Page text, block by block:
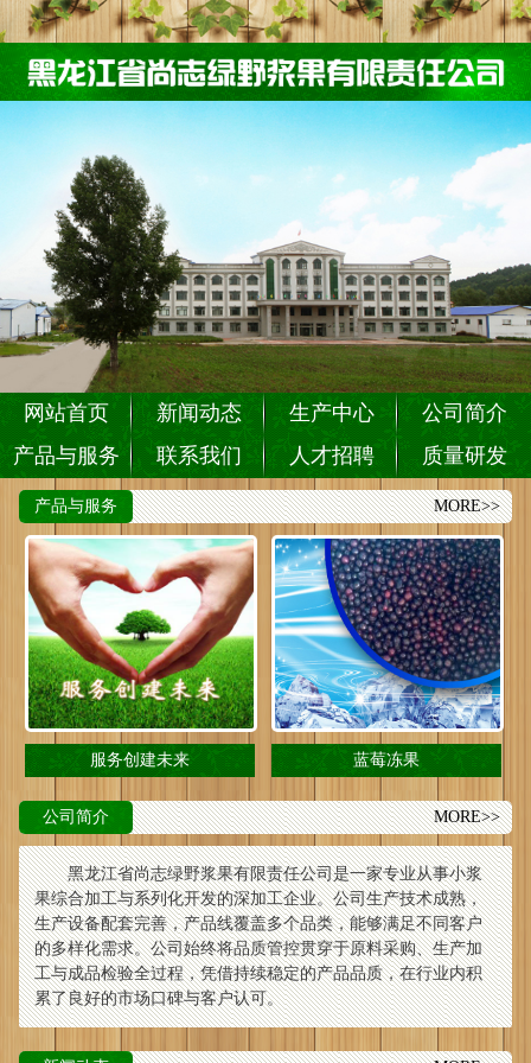
网站首页 新闻动态 生产中心
公司简介
产品与服务
联系我们 人才招聘 质量研发
产品与服务 MORE>>
服务创建未来 蓝莓冻果
公司简介 MORE>>
黑龙江省尚志绿野浆果有限责任公司是一家专业从事小浆
果综合加工与系列化开发的深加工企业。公司生产技术成熟，
生产设备配套完善，产品线覆盖多个品类，能够满足不同客户
的多样化需求。公司始终将品质管控贯穿于原料采购、生产加
工与成品检验全过程，凭借持续稳定的产品品质，在行业内积
累了良好的市场口碑与客户认可。